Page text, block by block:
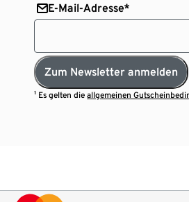
E-Mail-Adresse*
Zum Newsletter anmelden
¹ Es gelten dieallgemeinen